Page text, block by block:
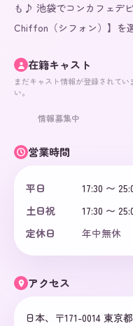
も♪ 池袋でコンカフェデ
Chiffon（シフォン）】を
在籍キャスト
まだキャスト情報が登録されて
い。
情報募集中
営業時間
平日
17:30 〜
土日祝
17:30 〜
定休日
年中無休
アクセス
日本、〒171-0014 東京